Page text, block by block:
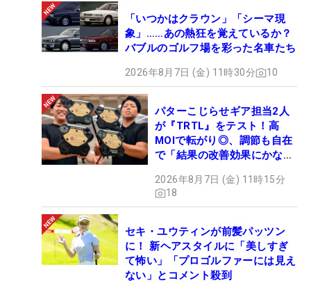
「いつかはクラウン」「シーマ現
象」……あの熱狂を覚えているか？
バブルのゴルフ場を彩った名車たち
2026年8月7日 (金) 11時30分 10
パターこじらせギア担当2人
が『TRTL』をテスト！高
MOIで転がり◎、調節も自在
で「結果の改善効果にかなり
2026年8月7日 (金) 11時15分
18
セキ・ユウティンが前髪パッツン
に！ 新ヘアスタイルに「美しすぎ
て怖い」「プロゴルファーには見え
ない」とコメント殺到